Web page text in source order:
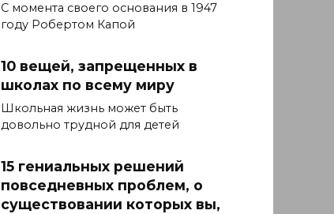
С момента своего основания в 1947
году Робертом Капой
10 вещей, запрещенных в
школах по всему миру
Школьная жизнь может быть
довольно трудной для детей
15 гениальных решений
повседневных проблем, о
существовании которых вы,